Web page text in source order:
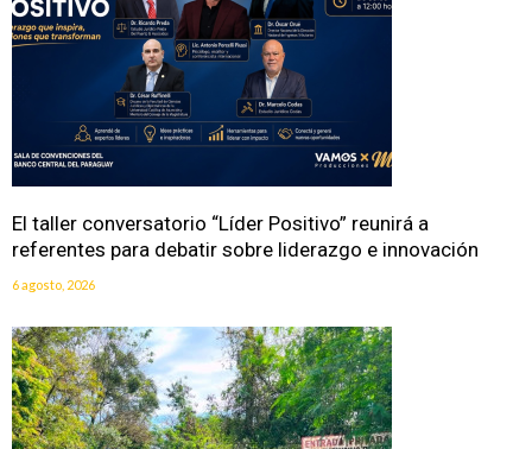
El taller conversatorio “Líder Positivo” reunirá a
referentes para debatir sobre liderazgo e innovación
6 agosto, 2026